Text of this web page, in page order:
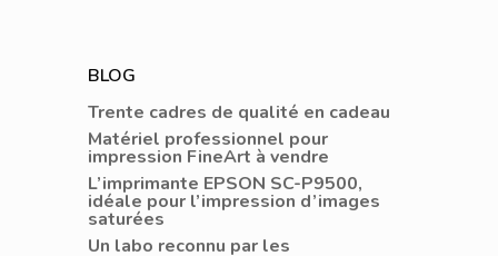
BLOG
Trente cadres de qualité en cadeau
Matériel professionnel pour
impression FineArt à vendre
L’imprimante EPSON SC-P9500,
idéale pour l’impression d’images
saturées
Un labo reconnu par les